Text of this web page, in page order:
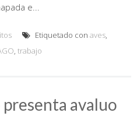
e...
Etiquetado con aves,
, trabajo
avaluo